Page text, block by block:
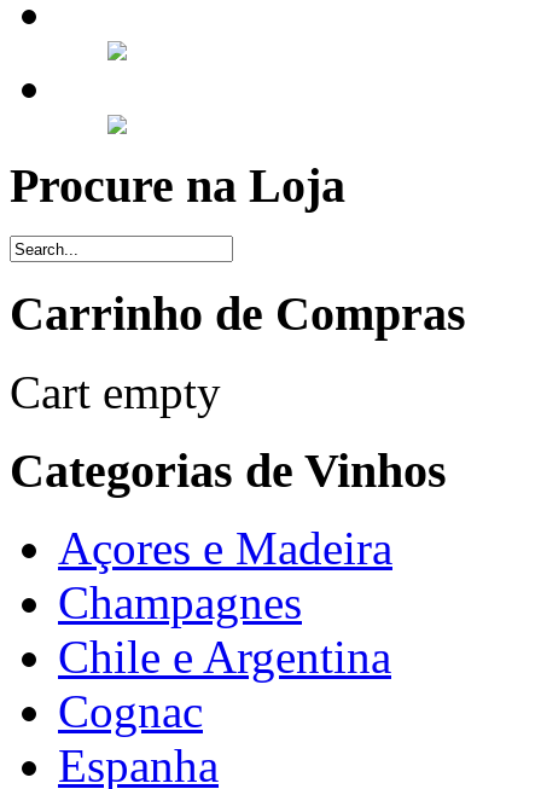
Procure na Loja
Carrinho de Compras
Cart empty
Categorias de Vinhos
Açores e Madeira
Champagnes
Chile e Argentina
Cognac
Espanha